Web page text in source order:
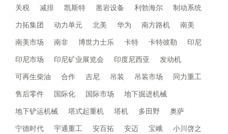
关税
减排 凯斯特 凿岩设备 利勃海尔
制动系统
力拓集团
动力单元 北美 华为 南方路机
南美
南美市场
南非 博世力士乐 卡特 卡特彼勒
印尼
印尼市场
印尼矿业展览会 印度尼西亚
发动机
可再生柴油
合作 吉尼 吊装 吊装市场
同力重工
售后零件
国际化 国际市场
地下掘进机械
地下铲运机械
塔式起重机 塔机 多田野
奥萨
宁德时代
宇通重工 安百拓 安迈 宝峨
小川啓之